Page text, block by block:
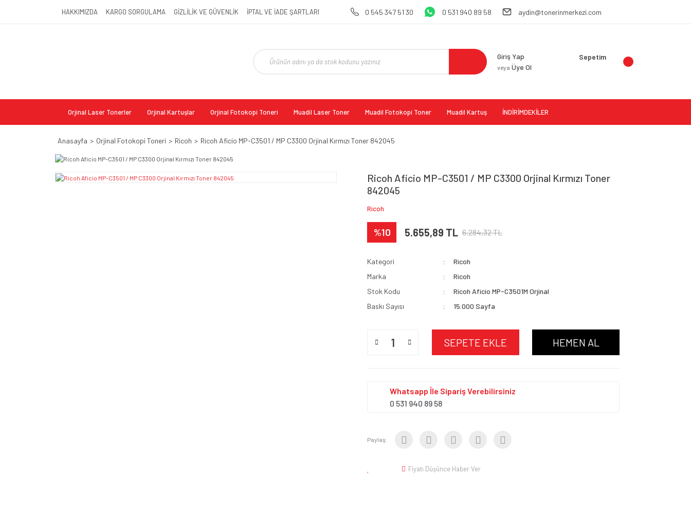
HAKKIMIZDA KARGO SORGULAMA GİZLİLİK VE GÜVENLİK İPTAL VE İADE ŞARTLARI 0 545 347 51 30 0 531 940 89 58 aydin@tonerinmerkezi.com
Giriş Yap
veya Üye Ol
Sepetim
Orjinal Laser Tonerler Orjinal Kartuşlar Orjinal Fotokopi Toneri Muadil Laser Toner Muadil Fotokopi Toner Muadil Kartuş İNDİRİMDEKİLER
Anasayfa Orjinal Fotokopi Toneri Ricoh Ricoh Aficio MP-C3501 / MP C3300 Orjinal Kırmızı Toner 842045
Ricoh Aficio MP-C3501 / MP C3300 Orjinal Kırmızı Toner
842045
Ricoh
%10 5.655,89 TL 6.284,32 TL
Kategori
Ricoh
Marka
Ricoh
Stok Kodu
Ricoh Aficio MP-C3501M Orjinal
Baskı Sayısı
15.000 Sayfa
SEPETE EKLE HEMEN AL
Whatsapp İle Sipariş Verebilirsiniz
0 531 940 89 58
Paylaş:
Fiyatı Düşünce Haber Ver